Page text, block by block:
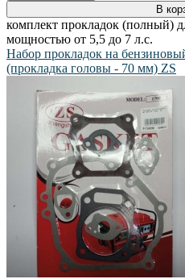
В
комплект прокладок (полный)
мощностью от 5,5 до 7 л.с.
Набор прокладок на
(прокладка головы - 70 мм) ZS